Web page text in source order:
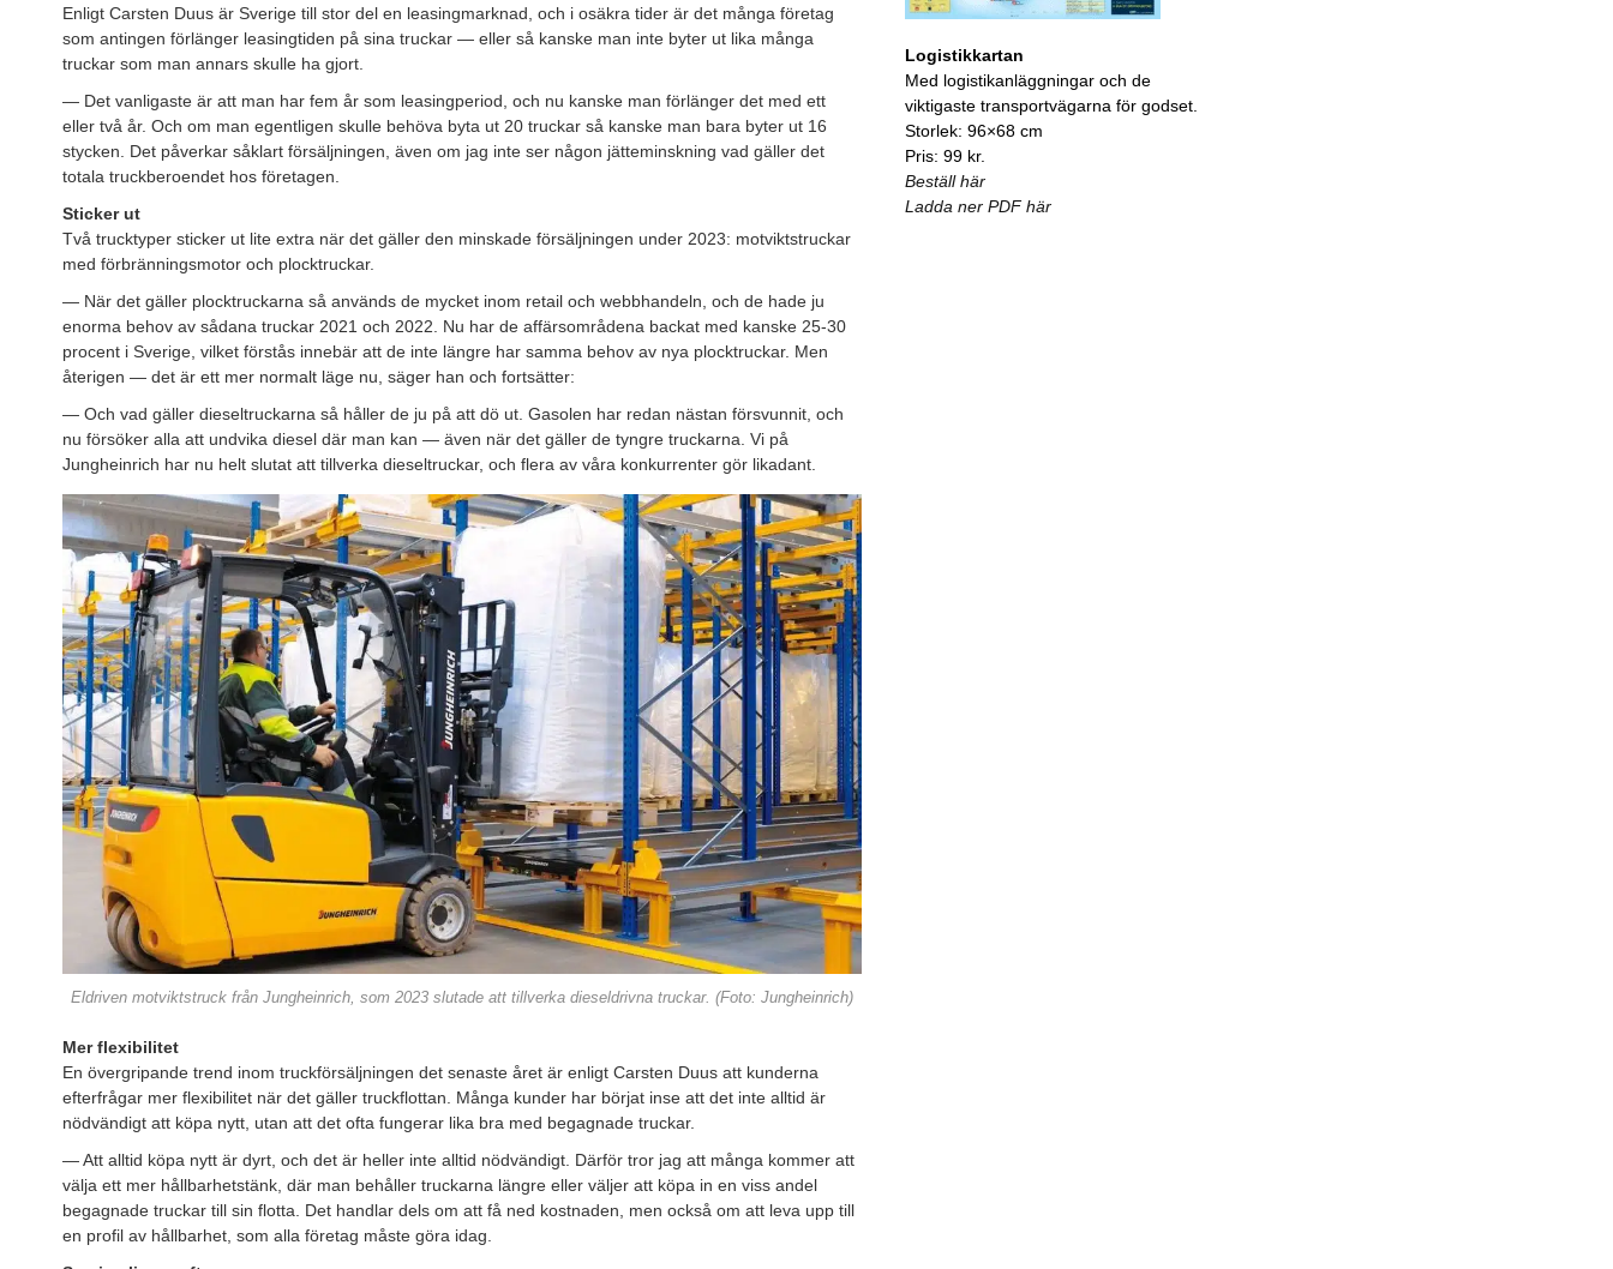
Enligt Carsten Duus är Sverige till stor del en leasingmarknad, och i osäkra tider är det många företag
som antingen förlänger leasingtiden på sina truckar — eller så kanske man inte byter ut lika många
truckar som man annars skulle ha gjort.
— Det vanligaste är att man har fem år som leasingperiod, och nu kanske man förlänger det med ett
eller två år. Och om man egentligen skulle behöva byta ut 20 truckar så kanske man bara byter ut 16
stycken. Det påverkar såklart försäljningen, även om jag inte ser någon jätteminskning vad gäller det
totala truckberoendet hos företagen.
Sticker ut
Två trucktyper sticker ut lite extra när det gäller den minskade försäljningen under 2023: motviktstruckar
med förbränningsmotor och plocktruckar.
— När det gäller plocktruckarna så används de mycket inom retail och webbhandeln, och de hade ju
enorma behov av sådana truckar 2021 och 2022. Nu har de affärsområdena backat med kanske 25-30
procent i Sverige, vilket förstås innebär att de inte längre har samma behov av nya plocktruckar. Men
återigen — det är ett mer normalt läge nu, säger han och fortsätter:
— Och vad gäller dieseltruckarna så håller de ju på att dö ut. Gasolen har redan nästan försvunnit, och
nu försöker alla att undvika diesel där man kan — även när det gäller de tyngre truckarna. Vi på
Jungheinrich har nu helt slutat att tillverka dieseltruckar, och flera av våra konkurrenter gör likadant.
Eldriven motviktstruck från Jungheinrich, som 2023 slutade att tillverka dieseldrivna truckar. (Foto: Jungheinrich)
Mer flexibilitet
En övergripande trend inom truckförsäljningen det senaste året är enligt Carsten Duus att kunderna
efterfrågar mer flexibilitet när det gäller truckflottan. Många kunder har börjat inse att det inte alltid är
nödvändigt att köpa nytt, utan att det ofta fungerar lika bra med begagnade truckar.
— Att alltid köpa nytt är dyrt, och det är heller inte alltid nödvändigt. Därför tror jag att många kommer att
välja ett mer hållbarhetstänk, där man behåller truckarna längre eller väljer att köpa in en viss andel
begagnade truckar till sin flotta. Det handlar dels om att få ned kostnaden, men också om att leva upp till
en profil av hållbarhet, som alla företag måste göra idag.
Logistikkartan
Med logistikanläggningar och de
viktigaste transportvägarna för godset.
Storlek: 96×68 cm
Pris: 99 kr.
Beställ här
Ladda ner PDF här